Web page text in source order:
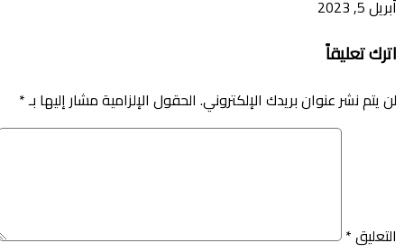
أبريل 5, 2023
اترك تعليقاً
لن يتم نشر عنوان بريدك الإلكتروني. الحقول الإلزامية مشار إليها بـ*
التعليق*